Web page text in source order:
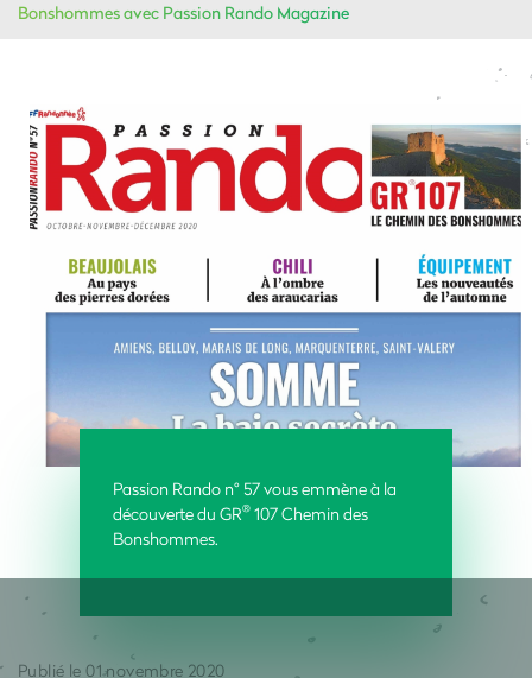
Bonshommes avec Passion Rando Magazine
Passion Rando n° 57 vous emmène à la
découverte du GR® 107 Chemin des
Bonshommes.
Publié le 01 novembre 2020